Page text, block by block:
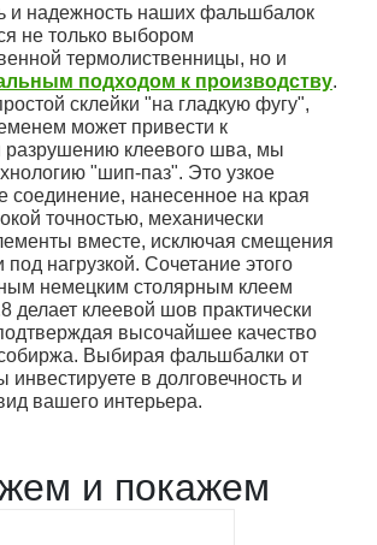
и надежность наших фальшбалок
не только выбором
термолиственницы, но и
подходом к производству.
склейки "на гладкую фугу",
может привести к
разрушению клеевого шва, мы
"шип-паз". Это узкое
соединение, нанесенное на края
точностью, механически
вместе, исключая смещения
нагрузкой. Сочетание этого
немецким столярным клеем
делает клеевой шов практически
высочайшее качество
Выбирая фальшбалки от
в долговечность и
вашего интерьера.
и покажем